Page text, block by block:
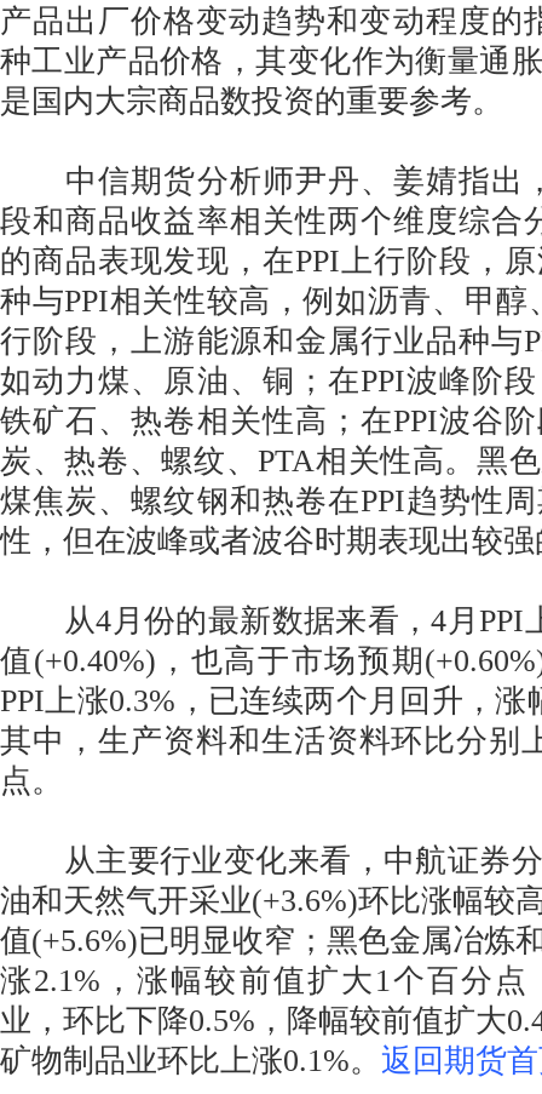
产品出厂价格变动趋势和变动程度的
种工业产品价格，其变化作为衡量通
是国内大宗商品数投资的重要参考。
中信期货分析师尹丹、姜婧指出
段和商品收益率相关性两个维度综合
的商品表现发现，在PPI上行阶段，
种与PPI相关性较高，例如沥青、甲醇
行阶段，上游能源和金属行业品种与
如动力煤、原油、铜；在PPI波峰阶
铁矿石、热卷相关性高；在PPI波谷
炭、热卷、螺纹、PTA相关性高。黑
煤焦炭、螺纹钢和热卷在PPI趋势性
性，但在波峰或者波谷时期表现出较
从4月份的最新数据来看，4月PPI
值(+0.40%)，也高于市场预期
PPI上涨0.3%，已连续两个月回升，
其中，生产资料和生活资料环比分别
点。
从主要行业变化来看，中航证券分
油和天然气开采业(+3.6%)环比涨幅较
值(+5.6%)已明显收窄；黑色金属冶炼
涨2.1%，涨幅较前值扩大1个百分
业，环比下降0.5%，降幅较前值扩大
矿物制品业环比上涨0.1%。 返回期货